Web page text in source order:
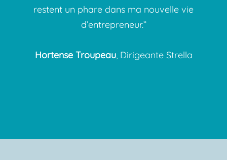
restent un phare dans ma nouvelle vie
d’entrepreneur.”
Hortense Troupeau, Dirigeante Strella